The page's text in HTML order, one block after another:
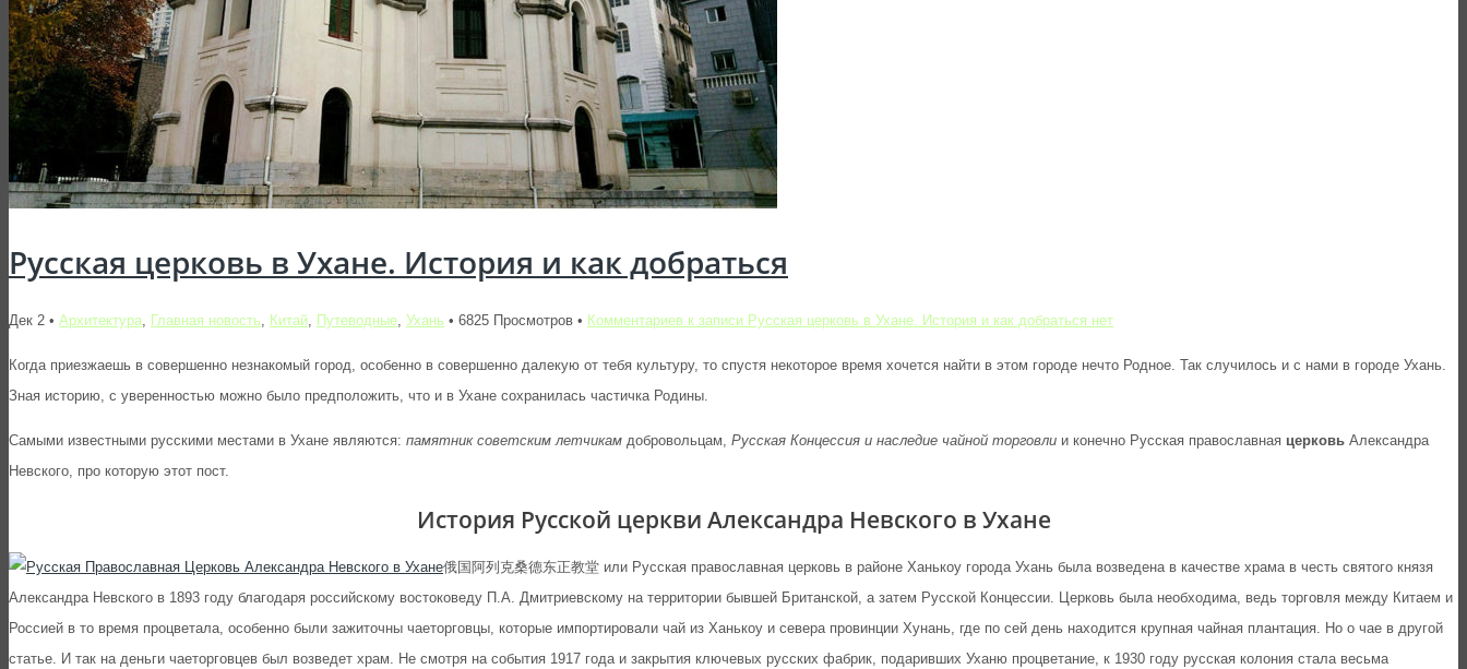
Русская церковь в Ухане. История и как добраться
Дек 2 • Архитектура, Главная новость, Китай, Путеводные, Ухань • 6825 Просмотров • Комментариев к записи Русская церковь в Ухане. История и как добраться нет
Когда приезжаешь в совершенно незнакомый город, особенно в совершенно далекую от тебя культуру, то спустя некоторое время хочется найти в этом городе нечто Родное. Так случилось и с нами в городе Ухань.
Зная историю, с уверенностью можно было предположить, что и в Ухане сохранилась частичка Родины.
Самыми известными русскими местами в Ухане являются: памятник советским летчикам добровольцам, Русская Концессия и наследие чайной торговли и конечно Русская православная церковь Александра
Невского, про которую этот пост.
История Русской церкви Александра Невского в Ухане
俄国阿列克桑德东正教堂 или Русская православная церковь в районе Ханькоу города Ухань была возведена в качестве храма в честь святого князя
Александра Невского в 1893 году благодаря российскому востоковеду П.А. Дмитриевскому на территории бывшей Британской, а затем Русской Концессии. Церковь была необходима, ведь торговля между Китаем и
Россией в то время процветала, особенно были зажиточны чаеторговцы, которые импортировали чай из Ханькоу и севера провинции Хунань, где по сей день находится крупная чайная плантация. Но о чае в другой
статье. И так на деньги чаеторговцев был возведет храм. Не смотря на события 1917 года и закрытия ключевых русских фабрик, подаривших Уханю процветание, к 1930 году русская колония стала весьма